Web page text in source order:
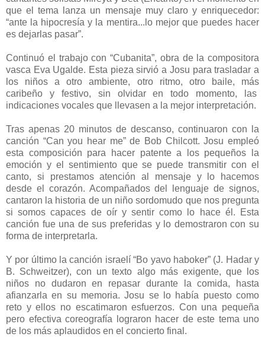
que el tema lanza un mensaje muy claro y enriquecedor:
“ante la hipocresía y la mentira...lo mejor que puedes hacer
es dejarlas pasar”.
Continuó el trabajo con “Cubanita”, obra de la compositora
vasca Eva Ugalde. Esta pieza sirvió a Josu para trasladar a
los niños a otro ambiente, otro ritmo, otro baile, más
caribeño y festivo, sin olvidar en todo momento, las
indicaciones vocales que llevasen a la mejor interpretación.
Tras apenas 20 minutos de descanso, continuaron con la
canción “Can you hear me” de Bob Chilcott. Josu empleó
esta composición para hacer patente a los pequeños la
emoción y el sentimiento que se puede transmitir con el
canto, si prestamos atención al mensaje y lo hacemos
desde el corazón. Acompañados del lenguaje de signos,
cantaron la historia de un niño sordomudo que nos pregunta
si somos capaces de oír y sentir como lo hace él. Esta
canción fue una de sus preferidas y lo demostraron con su
forma de interpretarla.
Y por último la canción israelí “Bo yavo haboker” (J. Hadar y
B. Schweitzer), con un texto algo más exigente, que los
niños no dudaron en repasar durante la comida, hasta
afianzarla en su memoria. Josu se lo había puesto como
reto y ellos no escatimaron esfuerzos. Con una pequeña
pero efectiva coreografía lograron hacer de este tema uno
de los más aplaudidos en el concierto final.